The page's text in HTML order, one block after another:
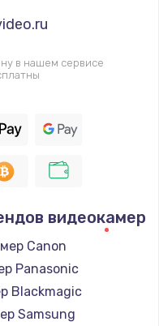
в нашем сервисе
видеокамер
Canon
Panasonic
Blackmagic
Samsung